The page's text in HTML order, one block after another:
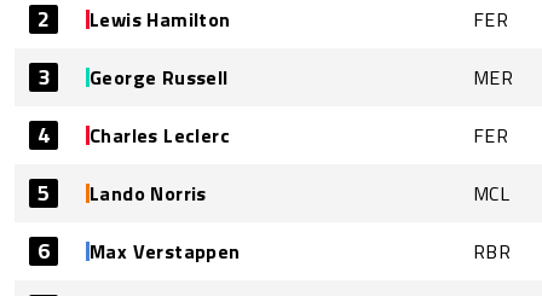
2 Lewis Hamilton FER
3 George Russell MER
4 Charles Leclerc FER
5 Lando Norris MCL
6 Max Verstappen RBR